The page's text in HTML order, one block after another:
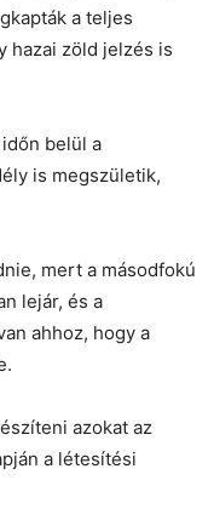
a teljes
hazai zöld jelzés is
belül a
is megszületik,
mert a másodfokú
lejár, és a
ahhoz, hogy a
azokat az
a létesítési